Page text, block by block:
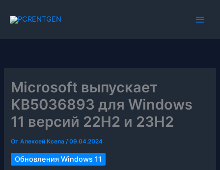
Microsoft выпускает
KB5036893 для Windows
11 версий 22H2 и 23H2
ОтАлексей Ксела/09.04.2024
Обновления Windows 11